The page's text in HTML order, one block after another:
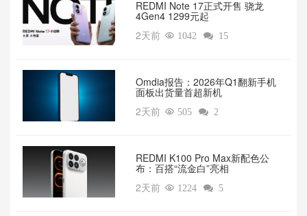
REDMI Note 17正式开售 骁龙
4Gen4 1299元起
2天前  1042  15
Omdia报告：2026年Q1翻新手机
面板出货量首超新机
2天前  505  2
REDMI K100 Pro Max新配色公
布：百搭“流金白”亮相
2天前  1224  5